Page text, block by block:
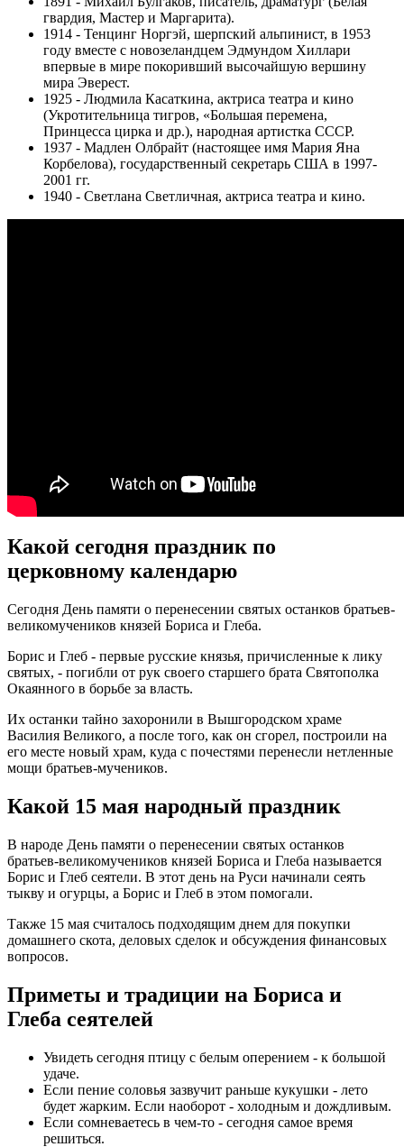
гвардия, Мастер и Маргарита).
1914 - Тенцинг Норгэй, шерпский альпинист, в 1953
году вместе с новозеландцем Эдмундом Хиллари
впервые в мире покоривший высочайшую вершину
мира Эверест.
1925 - Людмила Касаткина, актриса театра и кино
(Укротительница тигров, «Большая перемена,
Принцесса цирка и др.), народная артистка СССР.
1937 - Мадлен Олбрайт (настоящее имя Мария Яна
Корбелова), государственный секретарь США в 1997-
2001 гг.
1940 - Светлана Светличная, актриса театра и кино.
Какой сегодня праздник по
церковному календарю
Сегодня День памяти о перенесении святых останков братьев-
великомучеников князей Бориса и Глеба.
Борис и Глеб - первые русские князья, причисленные к лику
святых, - погибли от рук своего старшего брата Святополка
Окаянного в борьбе за власть.
Их останки тайно захоронили в Вышгородском храме
Василия Великого, а после того, как он сгорел, построили на
его месте новый храм, куда с почестями перенесли нетленные
мощи братьев-мучеников.
Какой 15 мая народный праздник
В народе День памяти о перенесении святых останков
братьев-великомучеников князей Бориса и Глеба называется
Борис и Глеб сеятели. В этот день на Руси начинали сеять
тыкву и огурцы, а Борис и Глеб в этом помогали.
Также 15 мая считалось подходящим днем для покупки
домашнего скота, деловых сделок и обсуждения финансовых
вопросов.
Приметы и традиции на Бориса и
Глеба сеятелей
Увидеть сегодня птицу с белым оперением - к большой
удаче.
Если пение соловья зазвучит раньше кукушки - лето
будет жарким. Если наоборот - холодным и дождливым.
Если сомневаетесь в чем-то - сегодня самое время
решиться.